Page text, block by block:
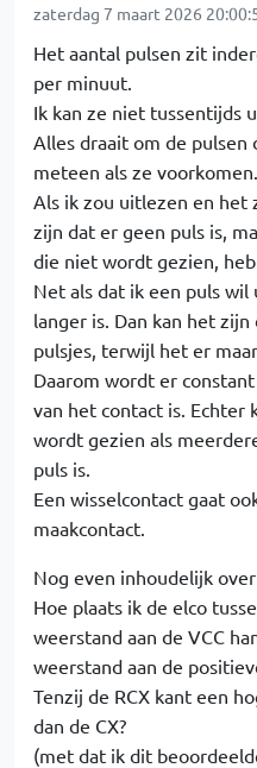
zaterdag 7 maart 2026
Het aantal pulsen zit
per minuut.
Ik kan ze niet tussentijds
Alles draait om de pulsen
meteen als ze voorkomen.
Als ik zou uitlezen en het
zijn dat er geen puls is,
die niet wordt gezien, heb
Net als dat ik een puls
langer is. Dan kan het
pulsjes, terwijl het er maar
Daarom wordt er
van het contact is. Echter
wordt gezien als
puls is.
Een wisselcontact gaat
maakcontact.
Nog even inhoudelijk over
Hoe plaats ik de elco
weerstand aan de VCC
weerstand aan de
Tenzij de RCX kant een
dan de CX?
(met dat ik dit